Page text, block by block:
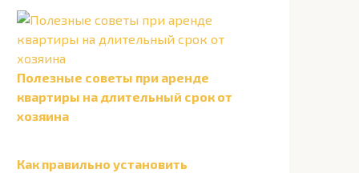
Полезные советы при аренде
квартиры на длительный срок от
хозяина
Как правильно установить